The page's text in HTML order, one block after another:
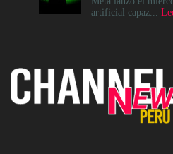
artificial capaz...